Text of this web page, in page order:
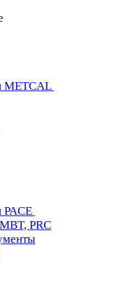
METCAL
PACE
PRC